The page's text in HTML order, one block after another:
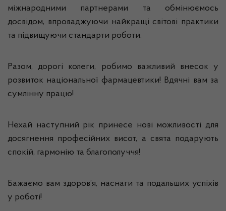
міжнародними партнерами та обмінюємось
досвідом, впроваджуючи найкращі світові практики
та підвищуючи стандарти роботи.
Разом, дорогі колеги, робимо важливий внесок у
розвиток національної фармацевтики! Вдячні вам за
сумлінну працю!
Нехай наступний рік принесе нові можливості для
досягнення професійних висот, а свята подарують
спокій, гармонію та благополуччя!
Бажаємо вам здоров’я, наснаги та подальших успіхів
у роботі!